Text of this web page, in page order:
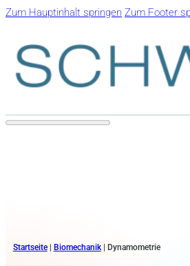
Zum Hauptinhalt springen Zum Footer
Startseite| Biomechanik| Dynamometrie